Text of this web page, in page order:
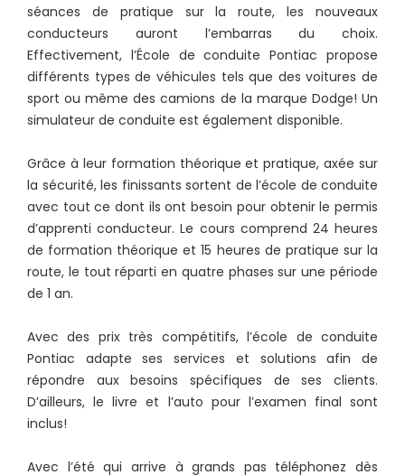
séances de pratique sur la route, les nouveaux
conducteurs auront l’embarras du choix.
Effectivement, l’École de conduite Pontiac propose
différents types de véhicules tels que des voitures de
sport ou même des camions de la marque Dodge! Un
simulateur de conduite est également disponible.
Grâce à leur formation théorique et pratique, axée sur
la sécurité, les finissants sortent de l’école de conduite
avec tout ce dont ils ont besoin pour obtenir le permis
d’apprenti conducteur. Le cours comprend 24 heures
de formation théorique et 15 heures de pratique sur la
route, le tout réparti en quatre phases sur une période
de 1 an.
Avec des prix très compétitifs, l’école de conduite
Pontiac adapte ses services et solutions afin de
répondre aux besoins spécifiques de ses clients.
D’ailleurs, le livre et l’auto pour l’examen final sont
inclus!
Avec l’été qui arrive à grands pas téléphonez dès